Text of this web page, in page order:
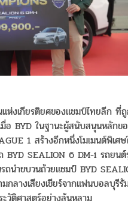
ห่งเกียรติยศของแชมป์ไทยลีก ที่
อ BYD ในฐานะผู้สนับสนุนหลักข
1 สร้างอีกหนึ่งโมเมนต์พิเศษ
BYD SEALION 6 DM-i รถยน
ถนำขบวนถ้วยแชมป์ BYD
กลางเสียงเชียร์จากแฟนบอลบุรีรั
วัติศาสตร์อย่างล้นหลาม